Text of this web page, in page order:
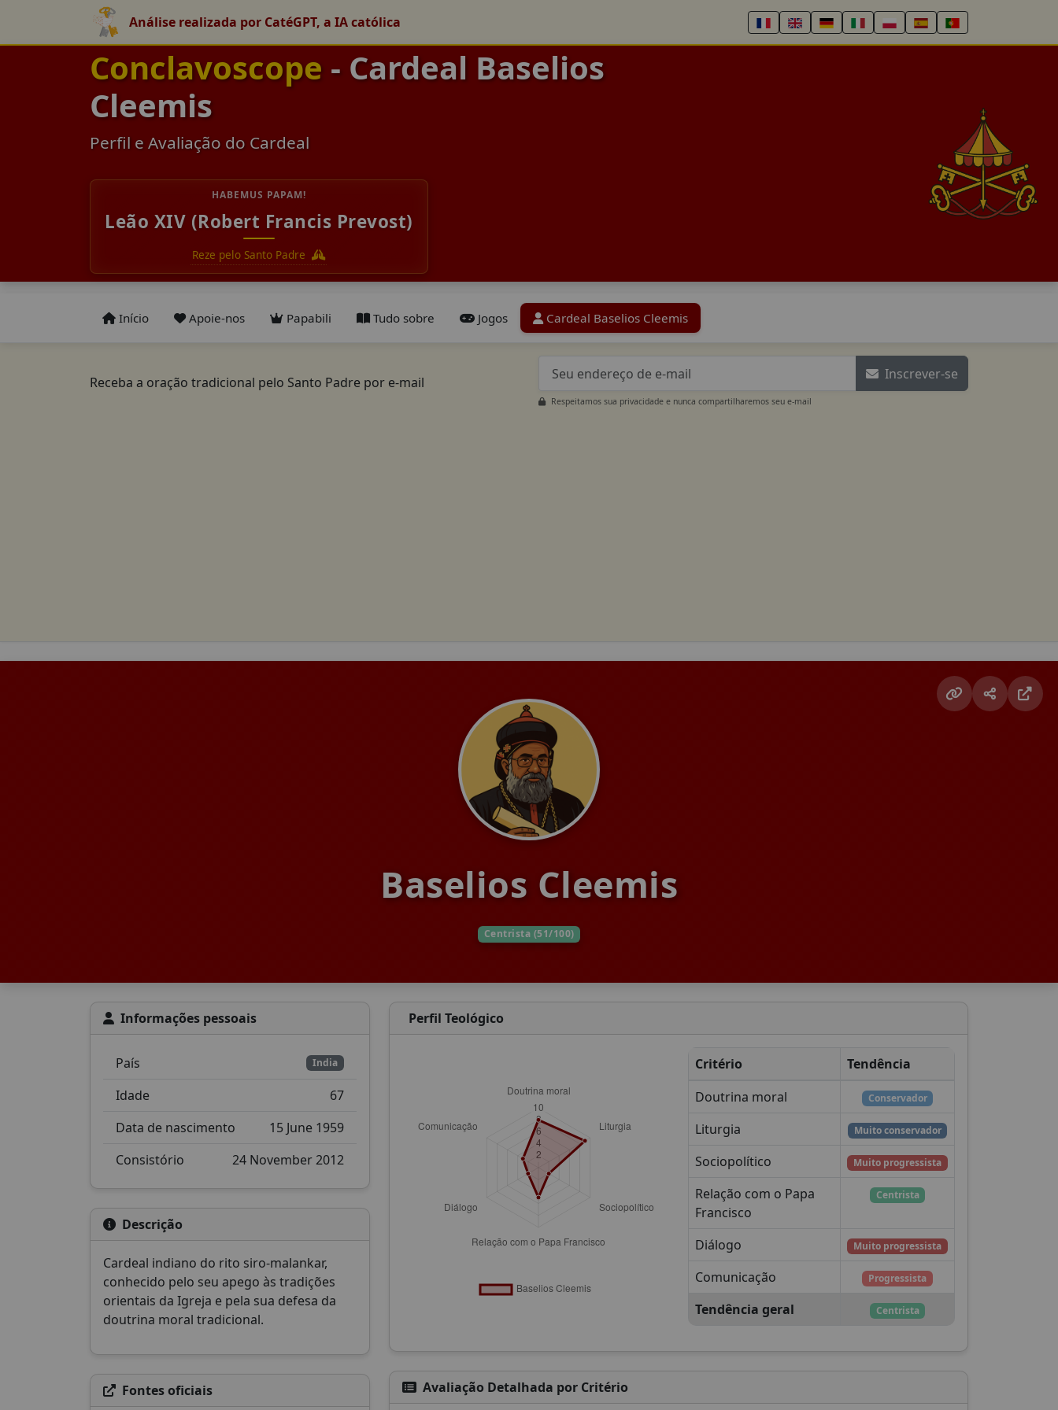
Análise realizada por CatéGPT, a IA católica
Conclavoscope - Cardeal Baselios
Cleemis
Perfil e Avaliação do Cardeal
HABEMUS PAPAM!
Leão XIV (Robert Francis Prevost)
Reze pelo Santo Padre
Início Apoie-nos Papabili Tudo sobre Jogos Cardeal Baselios Cleemis
Receba a oração tradicional pelo Santo Padre por e-mail Inscrever-se
Respeitamos sua privacidade e nunca compartilharemos seu e-mail
Baselios Cleemis
Centrista (51/100)
Informações pessoais
País India
Idade
67
Data de nascimento
15 June 1959
Consistório
24 November 2012
Descrição
Cardeal indiano do rito siro-malankar,
conhecido pelo seu apego às tradições
orientais da Igreja e pela sua defesa da
doutrina moral tradicional.
Fontes oficiais
Perfil Teológico
Critério
Tendência
Doutrina moral
Conservador
Liturgia Muito conservador
Sociopolítico Muito progressista
Relação com o Papa
Francisco
Centrista
Diálogo Muito progressista
Comunicação Progressista
Tendência geral Centrista
Avaliação Detalhada por Critério